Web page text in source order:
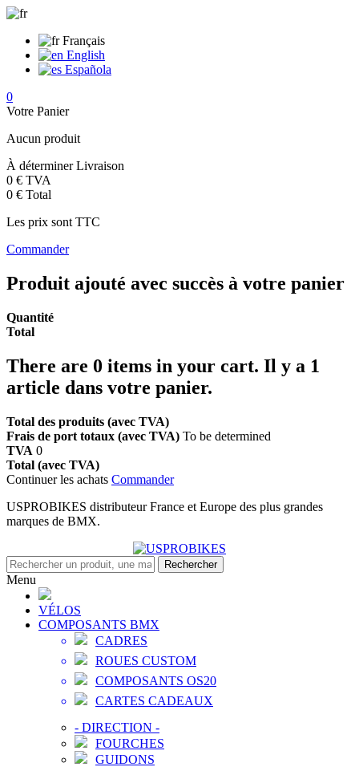
Français
English
Española
0
Votre Panier
Aucun produit
À déterminerLivraison
0 € TVA
0 € Total
Les prix sont TTC
Commander
Produit ajouté avec succès à votre panier
Quantité
Total
There are 0 items in your cart. Il y a 1
article dans votre panier.
Total des produits (avec TVA)
Frais de port totaux (avec TVA) To be determined
TVA 0
Total (avec TVA)
Continuer les achats Commander
USPROBIKES distributeur France et Europe des plus grandes
marques de BMX.
Rechercher
Menu
VÉLOS
COMPOSANTS BMX
CADRES
ROUES CUSTOM
COMPOSANTS OS20
CARTES CADEAUX
- DIRECTION -
FOURCHES
GUIDONS